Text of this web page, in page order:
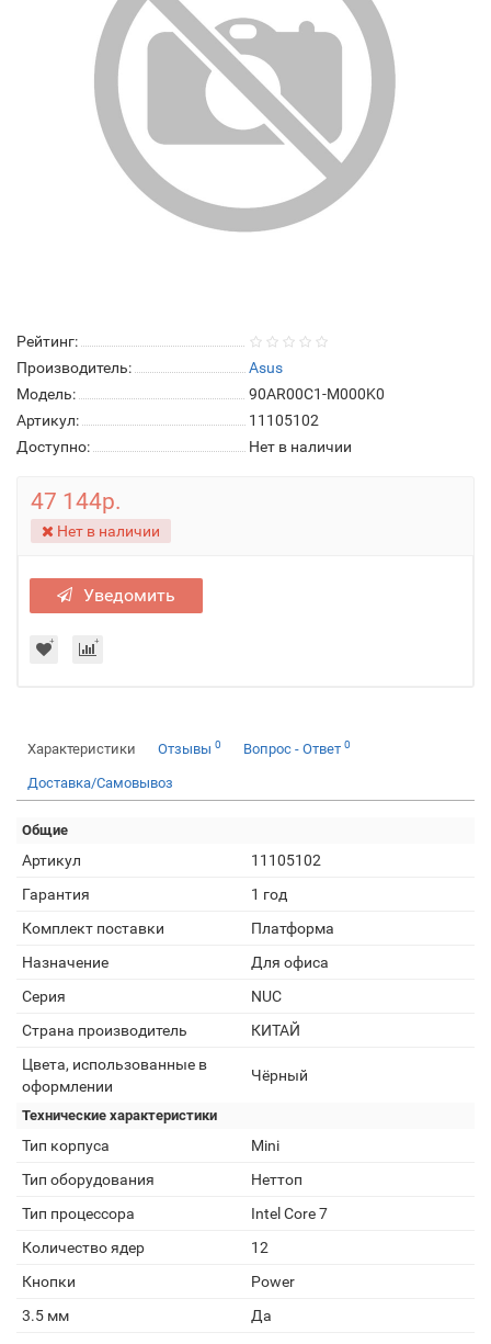
Рейтинг:
Производитель:
Asus
Модель:
90AR00C1-M000K0
Артикул:
11105102
Доступно:
Нет в наличии
47 144р.
Нет в наличии
Уведомить
Характеристики Отзывы 0 Вопрос - Ответ 0
Доставка/Самовывоз
Общие
Артикул
11105102
Гарантия
1 год
Комплект поставки
Платформа
Назначение
Для офиса
Серия
NUC
Страна производитель
КИТАЙ
Цвета, использованные в
оформлении
Чёрный
Технические характеристики
Тип корпуса
Mini
Тип оборудования
Неттоп
Тип процессора
Intel Core 7
Количество ядер
12
Кнопки
Power
3.5 мм
Да